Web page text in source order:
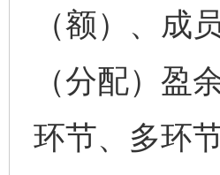
（额）、成
（分配）盈
环节、多环